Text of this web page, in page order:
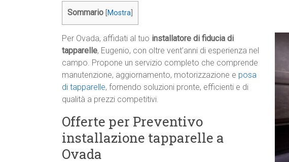
Sommario Mostra
Per Ovada, affidati al tuo installatore di fiducia di
tapparelle, Eugenio, con oltre vent’anni di esperienza nel
campo. Propone un servizio completo che comprende
manutenzione, aggiornamento, motorizzazione e posa
di tapparelle, fornendo soluzioni pronte, efficienti e di
qualità a prezzi competitivi.
Offerte per Preventivo
installazione tapparelle a
Ovada